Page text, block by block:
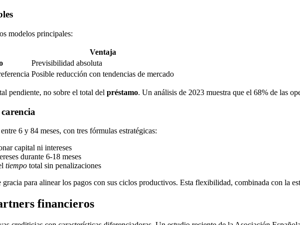
modelos principales:
Ventaja
Previsibilidad absoluta
Posible reducción con tendencias de mercado
pendiente, no sobre el total del préstamo. Un análisis de 2023 muestra que el 68% de las
6 y 84 meses, con tres fórmulas estratégicas:
capital ni intereses
durante 6-18 meses
tiempo total sin penalizaciones
para alinear los pagos con sus ciclos productivos. Esta flexibilidad, combinada con la
financieros